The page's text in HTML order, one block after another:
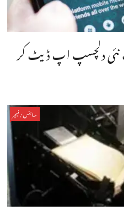
دلچسپ اپ ڈیٹ کر
سائنس/فیچر